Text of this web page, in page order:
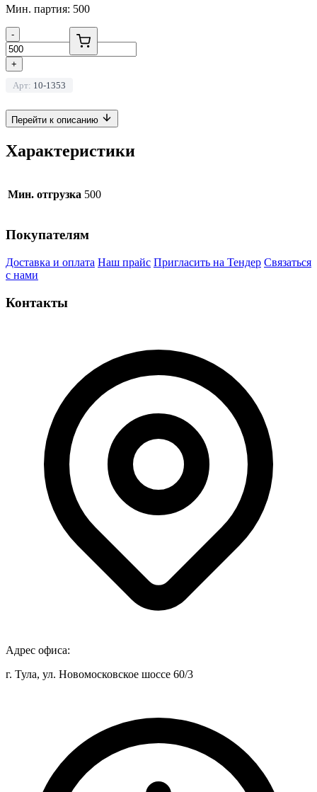
Мин. партия: 500
-
+
Арт: 10-1353
Перейти к описанию
Характеристики
Мин. отгрузка 500
Покупателям
Доставка и оплата Наш прайс Пригласить на Тендер Связаться
с нами
Контакты
Адрес офиса:
г. Тула, ул. Новомосковское шоссе 60/3